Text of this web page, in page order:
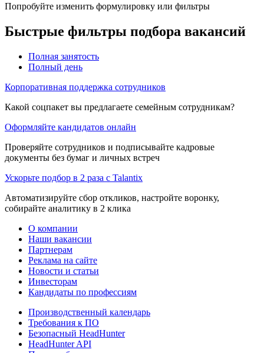
Попробуйте изменить формулировку или фильтры
Быстрые фильтры подбора вакансий
Полная занятость
Полный день
Корпоративная поддержка сотрудников
Какой соцпакет вы предлагаете семейным сотрудникам?
Оформляйте кандидатов онлайн
Проверяйте сотрудников и подписывайте кадровые
документы без бумаг и личных встреч
Ускорьте подбор в 2 раза с Talantix
Автоматизируйте сбор откликов, настройте воронку,
собирайте аналитику в 2 клика
О компании
Наши вакансии
Партнерам
Реклама на сайте
Новости и статьи
Инвесторам
Кандидаты по профессиям
Производственный календарь
Требования к ПО
Безопасный HeadHunter
HeadHunter API